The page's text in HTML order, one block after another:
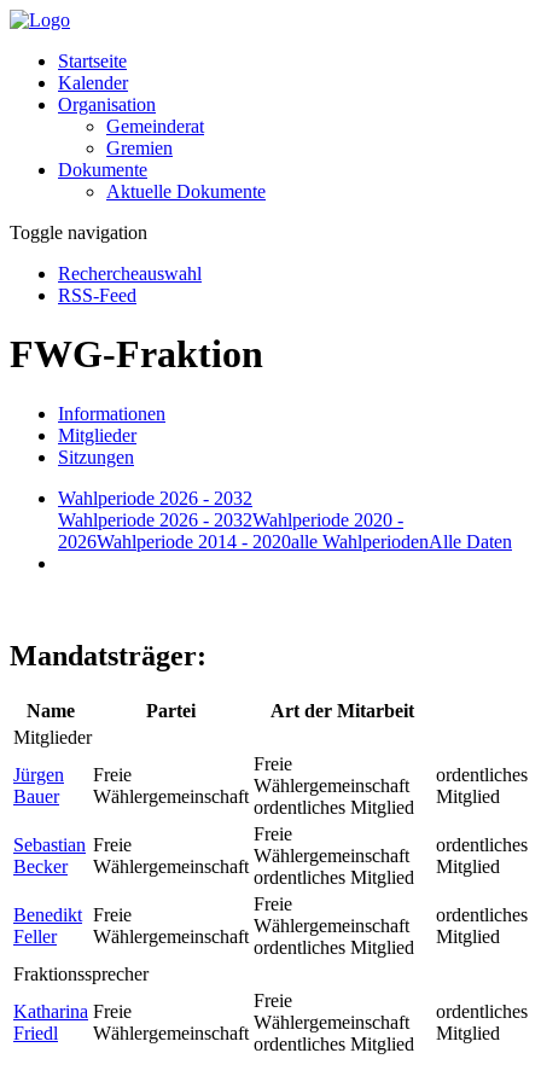
Startseite
Kalender
Organisation
Gemeinderat
Gremien
Dokumente
Aktuelle Dokumente
Toggle navigation
Rechercheauswahl
RSS-Feed
FWG-Fraktion
Informationen
Mitglieder
Sitzungen
Wahlperiode 2026 - 2032
Wahlperiode 2026 - 2032Wahlperiode 2020 -
2026Wahlperiode 2014 - 2020alle WahlperiodenAlle Daten
Mandatsträger:
Name Partei
Art der Mitarbeit
Mitglieder
Jürgen
Bauer
Freie
Wählergemeinschaft
Freie
Wählergemeinschaft
ordentliches Mitglied
ordentliches
Mitglied
Sebastian
Becker
Freie
Wählergemeinschaft
Freie
Wählergemeinschaft
ordentliches Mitglied
ordentliches
Mitglied
Benedikt
Feller
Freie
Wählergemeinschaft
Freie
Wählergemeinschaft
ordentliches Mitglied
ordentliches
Mitglied
Fraktionssprecher
Katharina
Friedl
Freie
Wählergemeinschaft
Freie
Wählergemeinschaft
ordentliches Mitglied
ordentliches
Mitglied